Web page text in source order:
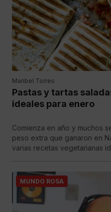
Maribel Torres
Pastas y tartas
ideales para enero
Comienza en año y muchos
peso extra que ganaron en
varias recetas vegetarianas
MUNDO ROSA